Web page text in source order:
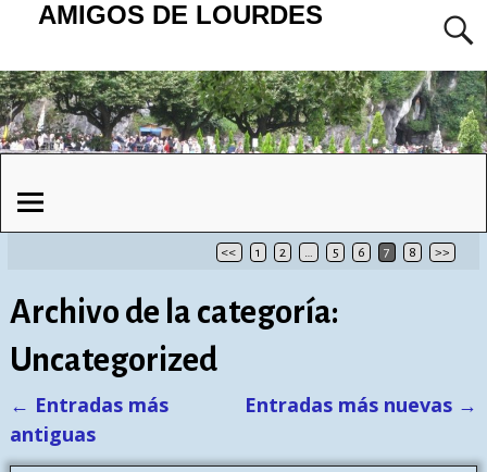
AMIGOS DE LOURDES
<< 1 2 … 5 6 7 8 >>
Archivo de la categoría:
Uncategorized
Navegación de entradas
← Entradas más
antiguas
Entradas más nuevas →